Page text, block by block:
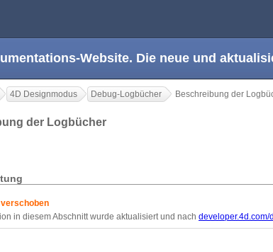
Website. Die neue und
4D Designmodus Debug-Logbücher Beschreibung der
der Logbücher
in diesem Abschnitt wurde aktualisiert und nach developer.4d.com/